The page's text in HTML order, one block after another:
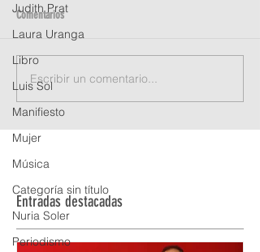
Judith Prat
Laura Uranga
Libro
Luis Sol
Manifiesto
Mujer
Música
Categoría sin título
Nuria Soler
Periodismo
Tenemos ganador de la beca APFA
de Albarracín 2023
Comentarios
Escribir un comentario...
Entradas destacadas